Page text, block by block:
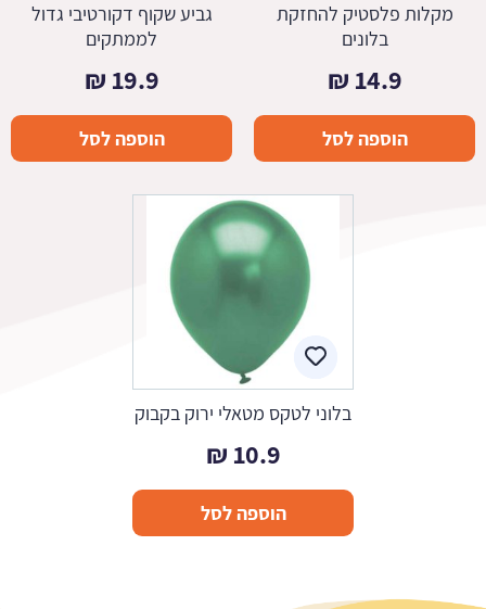
מקלות פלסטיק להחזקת
בלונים
14.9
₪
הוספה לסל
גביע שקוף דקורטיבי גדול
לממתקים
19.9
₪
הוספה לסל
בלוני לטקס מטאלי ירוק בקבוק
10.9
₪
הוספה לסל